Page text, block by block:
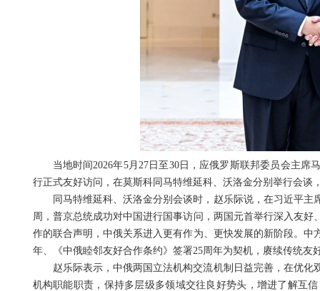
当地时间2026年5月27日至30日，应俄罗斯联邦委员会主
行正式友好访问，在莫斯科同马特维延科、沃洛金分别举行会谈
同马特维延科、沃洛金分别会谈时，赵乐际说，在习近平
周，普京总统成功对中国进行国事访问，两国元首举行深入友
作的联合声明，中俄关系进入更有作为、更快发展的新阶段。
年、《中俄睦邻友好合作条约》签署25周年为契机，赓续传统
赵乐际表示，中俄两国立法机构交流机制日益完善，在优
机构职能职责，保持多层级多领域交往良好势头，增进了解互